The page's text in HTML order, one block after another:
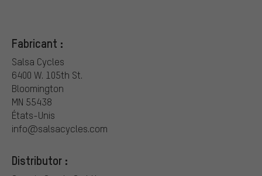
Fabricant :
Salsa Cycles
6400 W. 105th St.
Bloomington
MN 55438
États-Unis
info@salsacycles.com
Distributor :